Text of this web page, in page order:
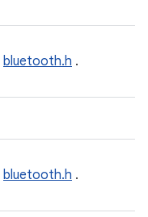
bluetooth.h .
bluetooth.h .